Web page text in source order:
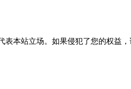
本站立场。如果侵犯了您的权益